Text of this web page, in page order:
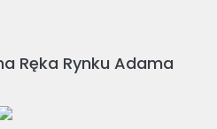
Ręka Rynku Adama